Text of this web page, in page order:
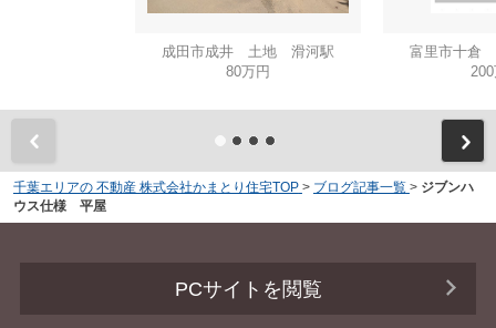
成田市成井 土地 滑河駅
80万円
富里市十倉
千葉エリアの 不動産 株式会社かまとり住宅TOP > ブログ記事一覧 > ジブンハ
ウス仕様 平屋
PCサイトを閲覧